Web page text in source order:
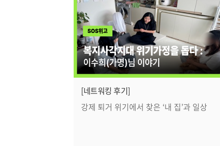
[네트워킹 후기]
강제 퇴거 위기에서 찾은 ‘내 집’과 일상